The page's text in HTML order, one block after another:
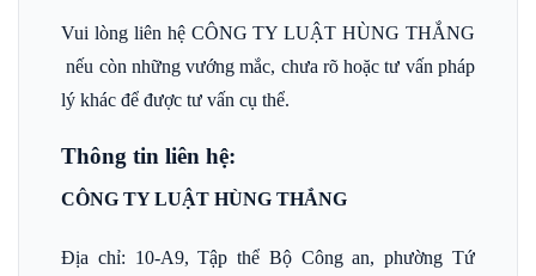
Vui lòng liên hệ CÔNG TY LUẬT HÙNG THẮNG
nếu còn những vướng mắc, chưa rõ hoặc tư vấn pháp
lý khác để được tư vấn cụ thể.
Thông tin liên hệ:
CÔNG TY LUẬT HÙNG THẮNG
Địa chỉ: 10-A9, Tập thể Bộ Công an, phường Tứ